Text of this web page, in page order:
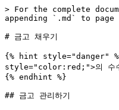
> For the complete
appending `.md` to
# 금고 채우기
{% hint style="danger"
style="color:red;">의 수수
{% endhint %}
## 금고 관리하기